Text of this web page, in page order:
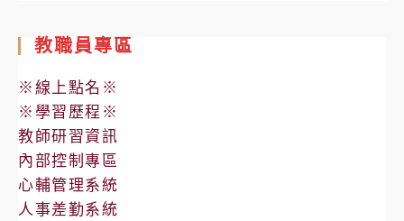
教職員專區
※線上點名※
※學習歷程※
教師研習資訊
內部控制專區
心輔管理系統
人事差勤系統